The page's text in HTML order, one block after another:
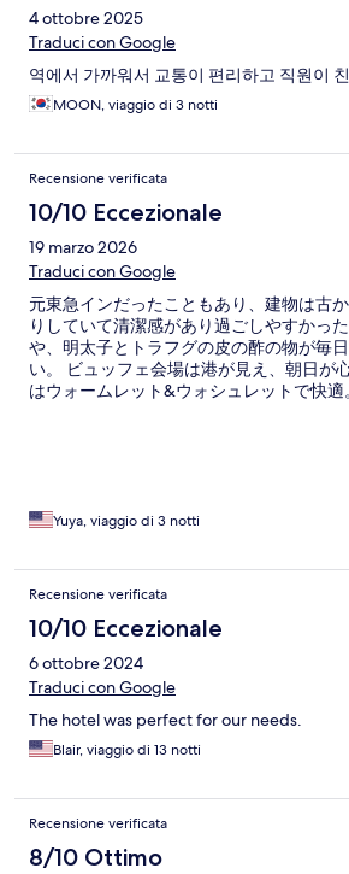
4 ottobre 2025
Traduci con Google
역에서 가까워서 교통이 편리하고 직원이
MOON, viaggio di 3 notti
Recensione verificata
10/10 Eccezionale
19 marzo 2026
Traduci con Google
元東急インだったこともあり、建物は古
りしていて清潔感があり過ごしやすかっ
や、明太子とトラフグの皮の酢の物が毎
い。 ビュッフェ会場は港が見え、朝日が
はウォームレット&ウォシュレットで快
Yuya, viaggio di 3 notti
Recensione verificata
10/10 Eccezionale
6 ottobre 2024
Traduci con Google
The hotel was perfect for our needs.
Blair, viaggio di 13 notti
Recensione verificata
8/10 Ottimo